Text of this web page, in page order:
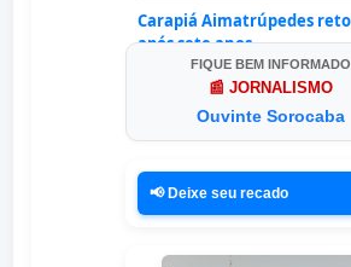
FIQUE BEM INFORMADO
📰 JORNALISMO
Ouvinte Sorocaba
📢 Deixe seu recado